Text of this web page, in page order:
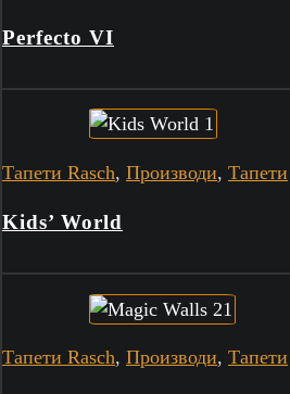
Perfecto VI
Тапети Rasch, Производи, Тапети
Kids’ World
Тапети Rasch, Производи, Тапети